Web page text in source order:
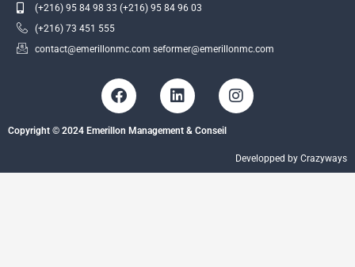
(+216) 95 84 98 33 (+216) 95 84 96 03
(+216) 73 451 555
contact@emerillonmc.com seformer@emerillonmc.com
F
a
e
o
L
i
k
d
I
n
a
g
Copyright © 2024 Emerillon Management & Conseil
Developped by Crazyways